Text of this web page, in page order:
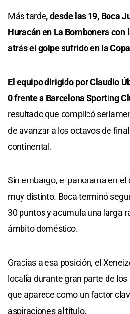
Más tarde, desde las 19, Boca
Huracán en La Bombonera con
atrás el golpe sufrido en la
El equipo dirigido por Claudio
0 frente a Barcelona Sporting
resultado que complicó
de avanzar a los octavos de
continental.
Sin embargo, el panorama en
muy distinto. Boca terminó
30 puntos y acumula una larga
ámbito doméstico.
Gracias a esa posición, el
localía durante gran parte de
que aparece como un factor
aspiraciones al título.